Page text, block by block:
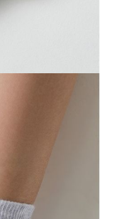
podkreślą Twoją
charakteryzują się
za każdym razem
ze stopy podczas
gumce.